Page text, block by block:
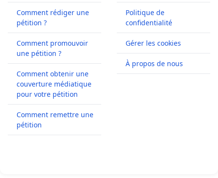
Comment rédiger une
pétition ?
Comment promouvoir
une pétition ?
Comment obtenir une
couverture médiatique
pour votre pétition
Comment remettre une
pétition
Politique de
confidentialité
Gérer les cookies
À propos de nous